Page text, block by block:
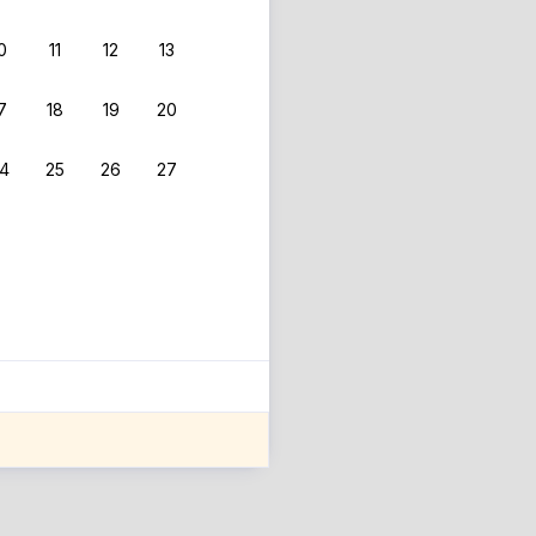
11 12 13
18 19 20
25 26 27